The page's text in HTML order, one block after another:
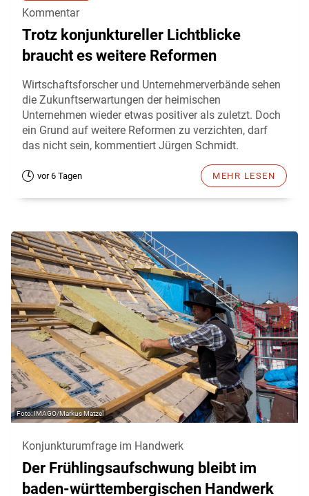
Kommentar
Trotz konjunktureller Lichtblicke
braucht es weitere Reformen
Wirtschaftsforscher und Unternehmerverbände sehen
die Zukunftserwartungen der heimischen
Unternehmen wieder etwas positiver als zuletzt. Doch
ein Grund auf weitere Reformen zu verzichten, darf
das nicht sein, kommentiert Jürgen Schmidt.
vor 6 Tagen MEHR LESEN
IMAGO/Markus Matzel
Konjunkturumfrage im Handwerk
Der Frühlingsaufschwung bleibt im
baden-württembergischen Handwerk